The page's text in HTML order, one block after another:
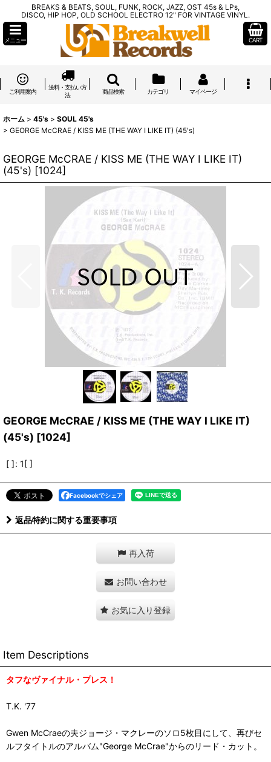
BREAKS & BEATS, SOUL, FUNK, ROCK, JAZZ, OST 45s & LPs,
DISCO, HIP HOP, OLD SCHOOL ELECTRO 12" FOR VINTAGE VINYL.
メニュー CART
ご利用案内
送料・支払い方
法
商品検索 カテゴリ マイページ
ホーム > 45's > SOUL 45's
> GEORGE McCRAE / KISS ME (THE WAY I LIKE IT) (45's)
GEORGE McCRAE / KISS ME (THE WAY I LIKE IT)
(45's) [1024]
GEORGE McCRAE / KISS ME (THE WAY I LIKE IT)
(45's) [1024]
[ ]: 1[ ]
Facebookでシェア
返品特約に関する重要事項
再入荷
お問い合わせ
お気に入り登録
Item Descriptions
タフなヴァイナル・プレス！
T.K. '77
Gwen McCraeの夫ジョージ・マクレーのソロ5枚目にして、再びセ
ルフタイトルのアルバム"George McCrae"からのリード・カット。